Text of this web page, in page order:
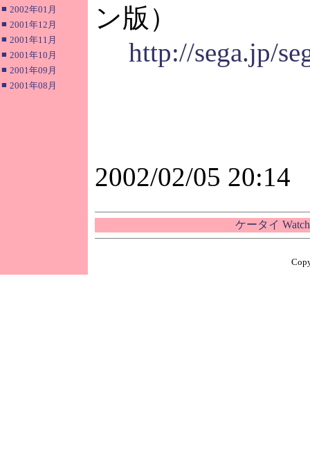
■ 2002年01月
■ 2001年12月
■ 2001年11月
■ 2001年10月
■ 2001年09月
■ 2001年08月
ン版）
http://sega.jp/
2002/02/05 20:14
ケータイ